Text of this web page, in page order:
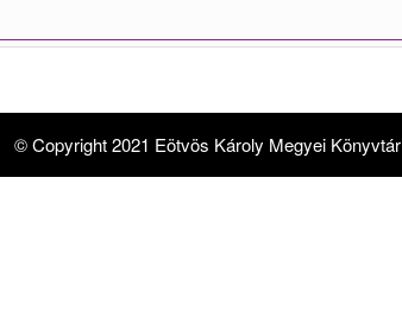
© Copyright 2021 Eötvös Károly Megyei Könyvtár